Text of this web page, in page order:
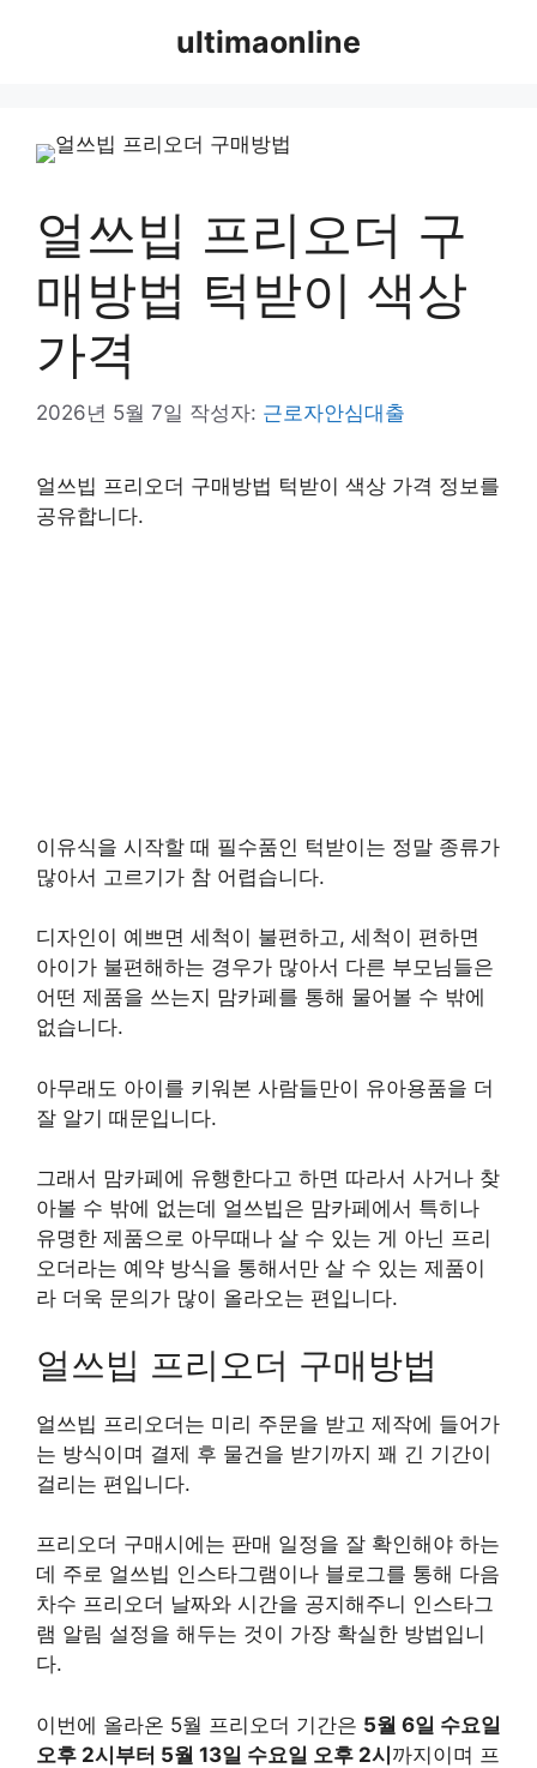
ultimaonline
얼쓰빕 프리오더 구
매방법 턱받이 색상
가격
2026년 5월 7일 작성자: 근로자안심대출
얼쓰빕 프리오더 구매방법 턱받이 색상 가격 정보를
공유합니다.
이유식을 시작할 때 필수품인 턱받이는 정말 종류가
많아서 고르기가 참 어렵습니다.
디자인이 예쁘면 세척이 불편하고, 세척이 편하면
아이가 불편해하는 경우가 많아서 다른 부모님들은
어떤 제품을 쓰는지 맘카페를 통해 물어볼 수 밖에
없습니다.
아무래도 아이를 키워본 사람들만이 유아용품을 더
잘 알기 때문입니다.
그래서 맘카페에 유행한다고 하면 따라서 사거나 찾
아볼 수 밖에 없는데 얼쓰빕은 맘카페에서 특히나
유명한 제품으로 아무때나 살 수 있는 게 아닌 프리
오더라는 예약 방식을 통해서만 살 수 있는 제품이
라 더욱 문의가 많이 올라오는 편입니다.
얼쓰빕 프리오더 구매방법
얼쓰빕 프리오더는 미리 주문을 받고 제작에 들어가
는 방식이며 결제 후 물건을 받기까지 꽤 긴 기간이
걸리는 편입니다.
프리오더 구매시에는 판매 일정을 잘 확인해야 하는
데 주로 얼쓰빕 인스타그램이나 블로그를 통해 다음
차수 프리오더 날짜와 시간을 공지해주니 인스타그
램 알림 설정을 해두는 것이 가장 확실한 방법입니
다.
이번에 올라온 5월 프리오더 기간은 5월 6일 수요일
오후 2시부터 5월 13일 수요일 오후 2시까지이며 프